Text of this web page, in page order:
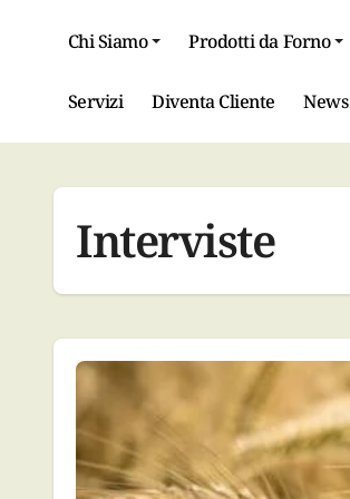
Chi Siamo Prodotti da Forno
Servizi Diventa Cliente News
Interviste